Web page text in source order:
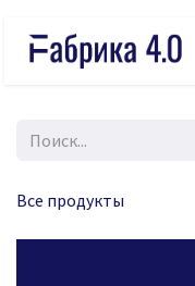
Все продукты